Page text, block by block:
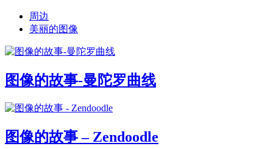
周边
美丽的图像
图像的故事-曼陀罗曲线
图像的故事 – Zendoodle